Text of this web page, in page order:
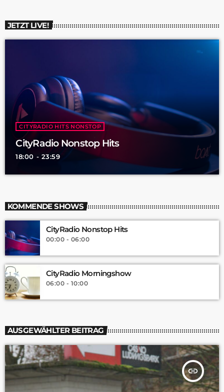
JETZT LIVE!
CITYRADIO HITS NONSTOP
CityRadio Nonstop Hits
18:00 - 23:59
KOMMENDE SHOWS
CityRadio Nonstop Hits
00:00 - 06:00
CityRadio Morningshow
06:00 - 10:00
AUSGEWÄHLTER BEITRAG
insert_link